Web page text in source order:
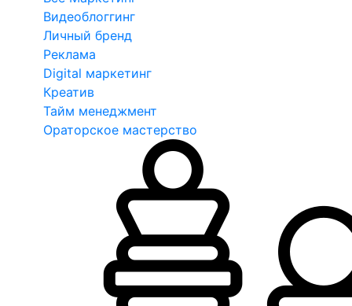
Видеоблоггинг
Личный бренд
Реклама
Digital маркетинг
Креатив
Тайм менеджмент
Ораторское мастерство